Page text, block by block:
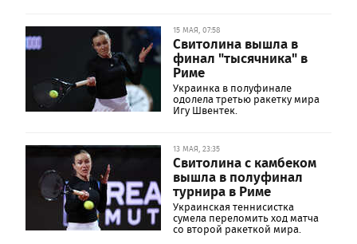
15 МАЯ, 07:58
Свитолина вышла в
финал "тысячника" в
Риме
Украинка в полуфинале
одолела третью ракетку мира
Игу Швентек.
13 МАЯ, 23:35
Свитолина с камбеком
вышла в полуфинал
турнира в Риме
Украинская теннисистка
сумела переломить ход матча
со второй ракеткой мира.